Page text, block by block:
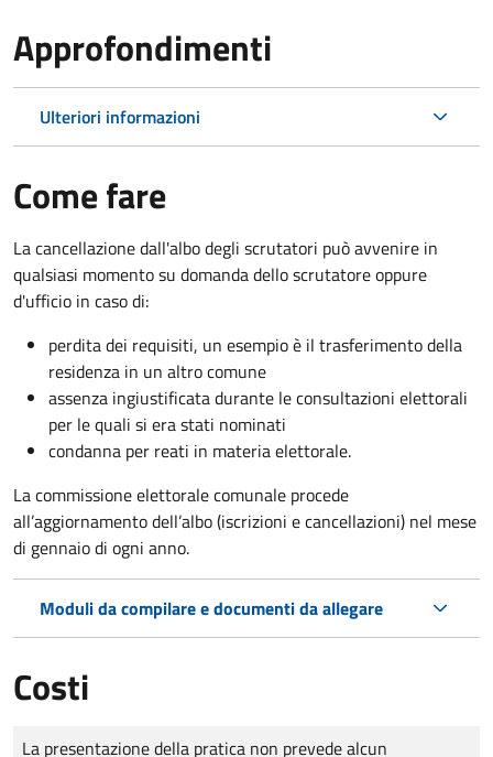
Approfondimenti
Ulteriori informazioni
Come fare
La cancellazione dall'albo degli scrutatori può avvenire in
qualsiasi momento su domanda dello scrutatore oppure
d'ufficio in caso di:
perdita dei requisiti, un esempio è il trasferimento della
residenza in un altro comune
assenza ingiustificata durante le consultazioni elettorali
per le quali si era stati nominati
condanna per reati in materia elettorale.
La commissione elettorale comunale procede
all’aggiornamento dell’albo (iscrizioni e cancellazioni) nel mese
di gennaio di ogni anno.
Moduli da compilare e documenti da allegare
Costi
Tipo di pagamento
Importo
La presentazione della pratica non prevede alcun